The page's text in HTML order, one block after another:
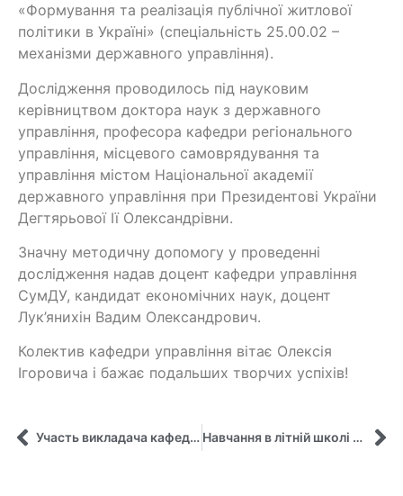
«Формування та реалізація публічної житлової
політики в Україні» (спеціальність 25.00.02 –
механізми державного управління).
Дослідження проводилось під науковим
керівництвом доктора наук з державного
управління, професора кафедри регіонального
управління, місцевого самоврядування та
управління містом Національної академії
державного управління при Президентові України
Дегтярьової Ії Олександрівни.
Значну методичну допомогу у проведенні
дослідження надав доцент кафедри управління
СумДУ, кандидат економічних наук, доцент
Лук’янихін Вадим Олександрович.
Колектив кафедри управління вітає Олексія
Ігоровича і бажає подальших творчих успіхів!
Участь викладача кафедри управління у літній школі «News Literacy» у м. Познань Навчання в літній школі Жана Моне